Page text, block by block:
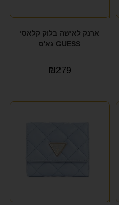
ארנק לאישה בלוק קלאסי
GUESS גא'ס
₪279